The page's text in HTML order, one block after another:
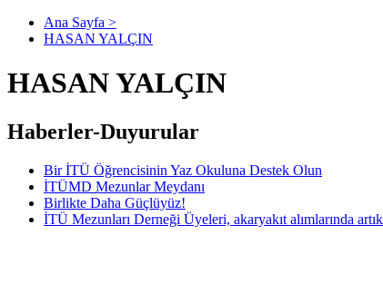
Ana Sayfa >
HASAN YALÇIN
HASAN YALÇIN
Haberler-Duyurular
Bir İTÜ Öğrencisinin Yaz Okuluna Destek Olun
İTÜMD Mezunlar Meydanı
Birlikte Daha Güçlüyüz!
İTÜ Mezunları Derneği Üyeleri, akaryakıt alımlarında